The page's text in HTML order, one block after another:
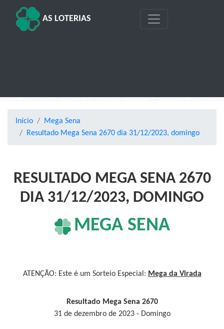
AS LOTERIAS
Início
Mega Sena
Resultado Mega Sena 2670 dia 31/12/2023, domingo
RESULTADO MEGA SENA 2670
DIA 31/12/2023, DOMINGO
MEGA SENA
ATENÇÃO: Este é um Sorteio Especial: Mega da Virada
Resultado Mega Sena 2670
31 de dezembro de 2023 - Domingo